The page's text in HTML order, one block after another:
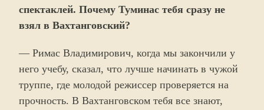
спектаклей. Почему Туминас тебя сразу не
взял в Вахтанговский?
— Римас Владимирович, когда мы закончили у
него учебу, сказал, что лучше начинать в чужой
труппе, где молодой режиссер проверяется на
прочность. В Вахтанговском тебя все знают,